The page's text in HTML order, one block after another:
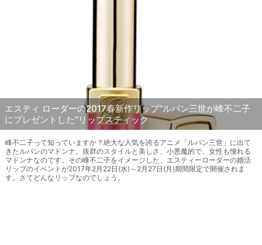
エスティ ローダーの2017春新作リップ“ルパン三世が峰不二子
にプレゼントした”リップスティック
峰不二子って知っていますか？絶大な人気を誇るアニメ「ルパン三世」に出て
きたルパンのマドンナ。抜群のスタイルと美しさ、小悪魔的で、女性も憧れる
マドンナなのです。その峰不二子をイメージした、エスティーローダーの婚活
リップのイベントが2017年2月22日(水)～2月27日(月)期間限定で開催されま
す。さてどんなリップなのでしょう。